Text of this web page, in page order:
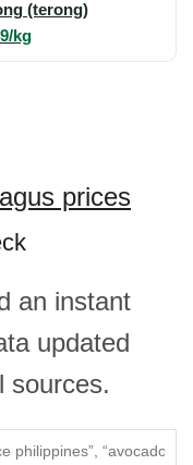
(terong)
kg
prices
an instant
updated
sources.